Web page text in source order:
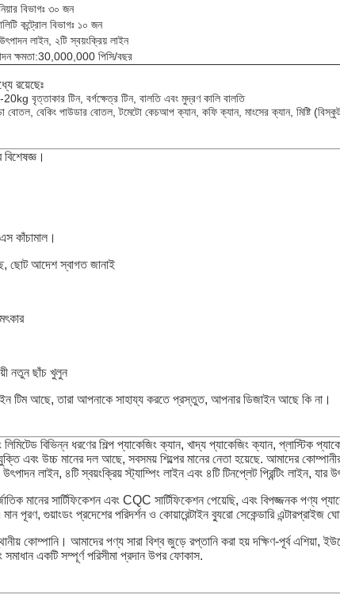
বিভাগঃ ৩০ জন
কন্ট্রোল বিভাগঃ ১০ জন
লাইন, ২টি স্বয়ংক্রিয় লাইন
ক্ষমতা:30,000,000 পিসি/বছর
রয়েছেঃ
বৃত্তাকার টিন, বর্গক্ষেত্র টিন, বালতি এবং মুদ্রণ কালি বালতি
বোতল, বেকিং পাউডার বোতল, টমেটো কেচআপ ক্যান, কফি ক্যান, মাংসের ক্যান, মিষ্টি
কাঁচামাল।
আদেশ স্বাগত জানাই
নতুন ছাঁচ খুলুন
টিম আছে, তারা আপনাকে সাহায্য করতে প্রস্তুত, আপনার ডিজাইন আছে কি না।
বিভিন্ন ধরণের শিল্প প্যাকেজিং ক্যান, খাদ্য প্যাকেজিং ক্যান, প্লাস্টিক
এবং উচ্চ মানের দল আছে, সবসময় শিল্পের মানের নেতা হয়েছে. আমাদের
লাইন, ৪টি স্বয়ংক্রিয় স্ট্যাম্পিং লাইন এবং ৪টি টিনপ্লেট প্রিন্টিং লাইন, যার
সার্টিফিকেশন এবং CQC সার্টিফিকেশন পেয়েছি, এবং বিপজ্জনক পণ্য
পূরণ, গুয়াংডং প্রদেশের পরিদর্শন ও কোয়ারেন্টাইন ব্যুরো সেকেন্ডারি এন্টারপ্রাইজ
কোম্পানি। আমাদের পণ্য সারা বিশ্ব জুড়ে রপ্তানি করা হয় দক্ষিণ-পূর্ব
একটি সম্পূর্ণ পরিসীমা প্রদান উপর ফোকাস.